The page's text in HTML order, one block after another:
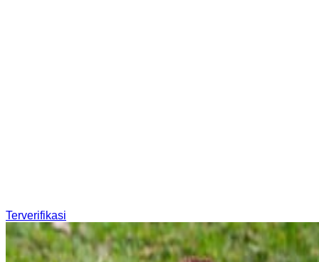
Terverifikasi